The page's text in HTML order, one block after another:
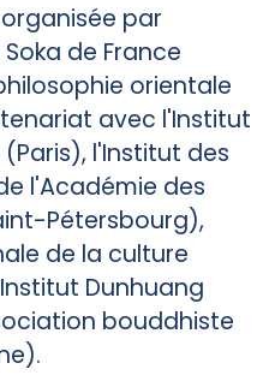
par
de France
orientale
avec l'Institut
l'Institut des
l'Académie des
Pétersbourg),
de la culture
Dunhuang
bouddhiste